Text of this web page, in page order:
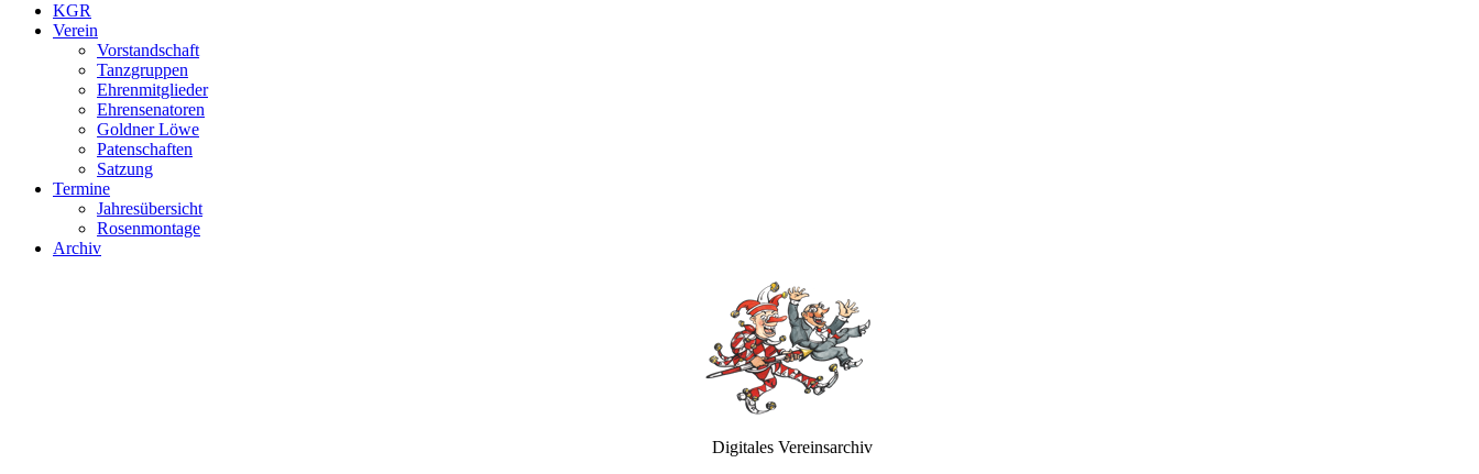
KGR
Verein
Vorstandschaft
Tanzgruppen
Ehrenmitglieder
Ehrensenatoren
Goldner Löwe
Patenschaften
Satzung
Termine
Jahresübersicht
Rosenmontage
Archiv
Digitales Vereinsarchiv